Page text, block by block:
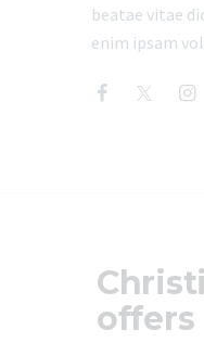
beatae vitae
enim ipsam
offers